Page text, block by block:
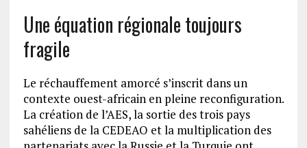
Une équation régionale toujours
fragile
Le réchauffement amorcé s’inscrit dans un
contexte ouest-africain en pleine reconfiguration.
La création de l’AES, la sortie des trois pays
sahéliens de la CEDEAO et la multiplication des